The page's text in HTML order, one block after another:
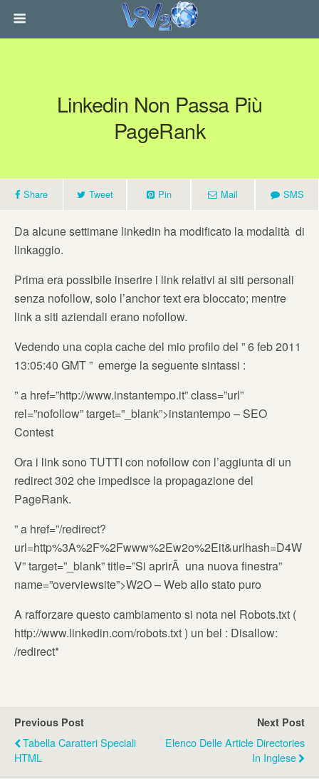
Linkedin Non Passa Più
PageRank
Share Tweet Pin Mail SMS
Da alcune settimane linkedin ha modificato la modalità di
linkaggio.
Prima era possibile inserire i link relativi ai siti personali
senza nofollow, solo l’anchor text era bloccato; mentre
link a siti aziendali erano nofollow.
Vedendo una copia cache del mio profilo del ” 6 feb 2011
13:05:40 GMT ” emerge la seguente sintassi :
” a href=”http://www.instantempo.it” class=”url”
rel=”nofollow” target=”_blank”>instantempo – SEO
Contest
Ora i link sono TUTTI con nofollow con l’aggiunta di un
redirect 302 che impedisce la propagazione del
PageRank.
” a href=”/redirect?
url=http%3A%2F%2Fwww%2Ew2o%2Eit&urlhash=D4W
V” target=”_blank” title=”Si aprirÃ una nuova finestra”
name=”overviewsite”>W2O – Web allo stato puro
A rafforzare questo cambiamento si nota nel Robots.txt (
http://www.linkedin.com/robots.txt ) un bel : Disallow:
/redirect*
Previous Post
Tabella Caratteri Speciali
HTML
Next Post
Elenco Delle Article Directories
In Inglese